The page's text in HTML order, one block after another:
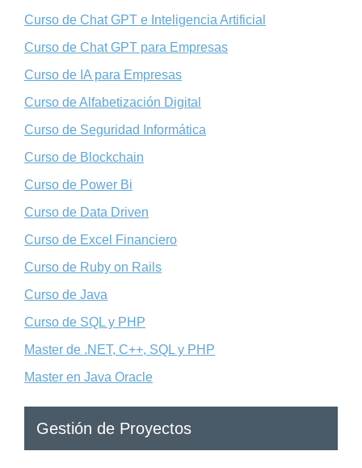
Curso de Chat GPT e Inteligencia Artificial
Curso de Chat GPT para Empresas
Curso de IA para Empresas
Curso de Alfabetización Digital
Curso de Seguridad Informática
Curso de Blockchain
Curso de Power Bi
Curso de Data Driven
Curso de Excel Financiero
Curso de Ruby on Rails
Curso de Java
Curso de SQL y PHP
Master de .NET, C++, SQL y PHP
Master en Java Oracle
Gestión de Proyectos